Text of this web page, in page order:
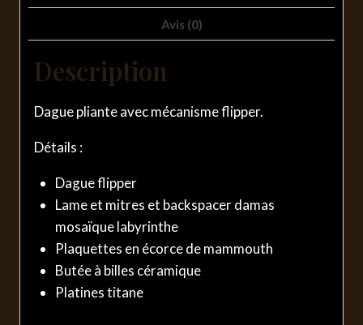
Avis (0)
Description
Dague pliante avec mécanisme flipper.
Détails :
Dague flipper
Lame et mitres et backspacer damas
mosaïque labyrinthe
Plaquettes en écorce de mammouth
Butée à billes céramique
Platines titane